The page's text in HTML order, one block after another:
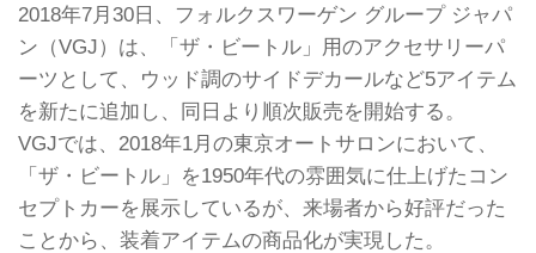
2018年7月30日、フォルクスワーゲン グループ ジャパ
ン（VGJ）は、「ザ・ビートル」用のアクセサリーパ
ーツとして、ウッド調のサイドデカールなど5アイテム
を新たに追加し、同日より順次販売を開始する。
VGJでは、2018年1月の東京オートサロンにおいて、
「ザ・ビートル」を1950年代の雰囲気に仕上げたコン
セプトカーを展示しているが、来場者から好評だった
ことから、装着アイテムの商品化が実現した。